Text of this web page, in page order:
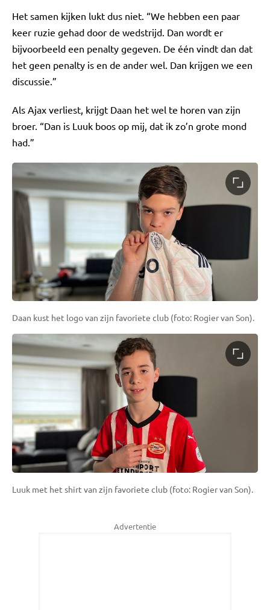
Het samen kijken lukt dus niet. “We hebben een paar
keer ruzie gehad door de wedstrijd. Dan wordt er
bijvoorbeeld een penalty gegeven. De één vindt dan dat
het geen penalty is en de ander wel. Dan krijgen we een
discussie.”
Als Ajax verliest, krijgt Daan het wel te horen van zijn
broer. “Dan is Luuk boos op mij, dat ik zo’n grote mond
had.”
Daan kust het logo van zijn favoriete club (foto: Rogier van Son).
Luuk met het shirt van zijn favoriete club (foto: Rogier van Son).
Advertentie